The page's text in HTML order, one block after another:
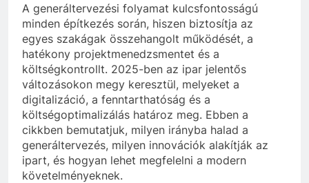
A generáltervezési folyamat kulcsfontosságú
minden építkezés során, hiszen biztosítja az
egyes szakágak összehangolt működését, a
hatékony projektmenedzsmentet és a
költségkontrollt. 2025-ben az ipar jelentős
változásokon megy keresztül, melyeket a
digitalizáció, a fenntarthatóság és a
költségoptimalizálás határoz meg. Ebben a
cikkben bemutatjuk, milyen irányba halad a
generáltervezés, milyen innovációk alakítják az
ipart, és hogyan lehet megfelelni a modern
követelményeknek.